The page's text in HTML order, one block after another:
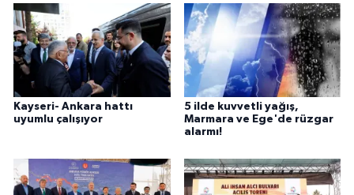
Kayseri- Ankara hattı
uyumlu çalışıyor
5 ilde kuvvetli yağış,
Marmara ve Ege'de rüzgar
alarmı!